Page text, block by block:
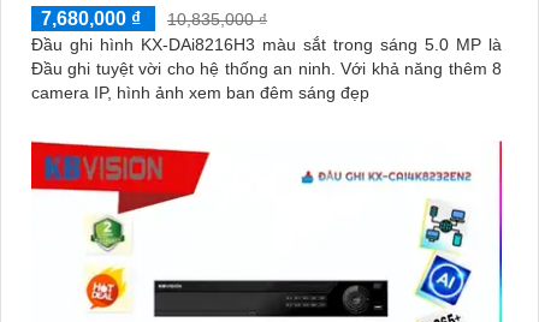
7,680,000 ₫
10,835,000 ₫
Đầu ghi hình KX-DAi8216H3 màu sắt trong sáng 5.0 MP là
Đầu ghi tuyệt vời cho hệ thống an ninh. Với khả năng thêm 8
camera IP, hình ảnh xem ban đêm sáng đẹp